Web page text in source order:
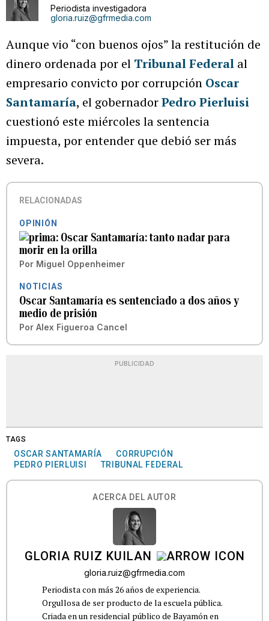
Periodista investigadora
gloria.ruiz@gfrmedia.com
Aunque vio “con buenos ojos” la restitución de
dinero ordenada por el Tribunal Federal al
empresario convicto por corrupción Oscar
Santamaría, el gobernadorPedro Pierluisi
cuestionó este miércoles la sentencia
impuesta, por entender que debió ser más
severa.
RELACIONADAS
OPINIÓN
Oscar Santamaría: tanto nadar para
morir en la orilla
Por Miguel Oppenheimer
NOTICIAS
Oscar Santamaría es sentenciado a dos años y
medio de prisión
Por Alex Figueroa Cancel
PUBLICIDAD
TAGS
OSCAR SANTAMARÍA
CORRUPCIÓN
PEDRO PIERLUISI
TRIBUNAL FEDERAL
ACERCA DEL AUTOR
GLORIA RUIZ KUILAN
gloria.ruiz@gfrmedia.com
Periodista con más 26 años de experiencia.
Orgullosa de ser producto de la escuela pública.
Criada en un residencial público de Bayamón en